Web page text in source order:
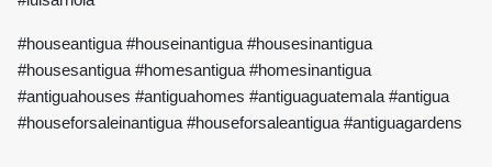
#houseantigua #houseinantigua #housesinantigua
#housesantigua #homesantigua #homesinantigua
#antiguahouses #antiguahomes #antiguaguatemala #antigua
#houseforsaleinantigua #houseforsaleantigua #antiguagardens